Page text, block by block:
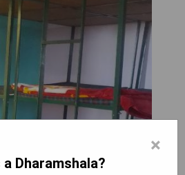
×
a Dharamshala?